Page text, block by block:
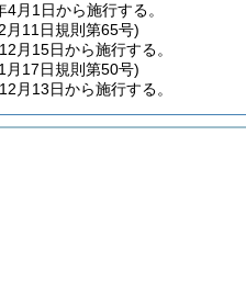
月1日から施行する。
月11日規則第65号)
月15日から施行する。
月17日規則第50号)
月13日から施行する。